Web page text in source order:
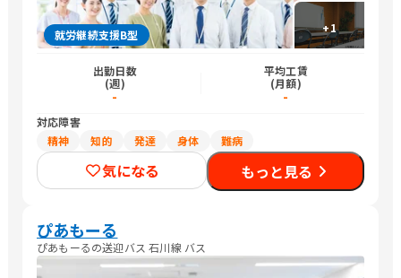
+1
就労継続支援B型
出勤日数
(週)
-
平均工賃
(月額)
-
対応障害
精神
知的 発達 身体 難病
気になる もっと見る
ぴあもーる
ぴあもーるの送迎バス 石川線 バス